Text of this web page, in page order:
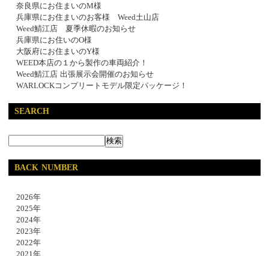
奈良県にお住まいのM様
兵庫県にお住まいのお客様 Weed土山店
Weed鯖江店 夏季休暇のお知らせ
兵庫県にお住いのO様
大阪府にお住まいのY様
WEED本店の１から製作の車両紹介！
Weed鯖江店 出張展示会開催のお知らせ
WARLOCKコンプリートモデル限定パッケージ！
SEARCH
BACK NUMBER
2026年
2025年
2024年
2023年
2022年
2021年